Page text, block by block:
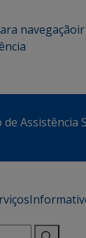
navegação
Assistência